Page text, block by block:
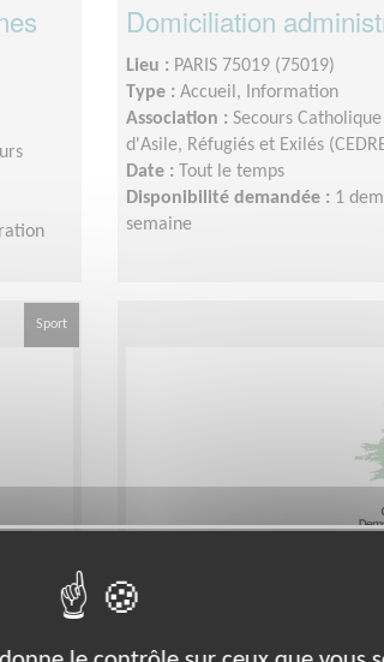
Domiciliation
Lieu : PARIS 75019 (75019)
Type : Accueil, Information
Association : Secours
d'Asile, Réfugiés et Exilés
Date : Tout le temps
Disponibilité demandée : 1
semaine
Sport
Accueillir
l'entrée du CEDRE